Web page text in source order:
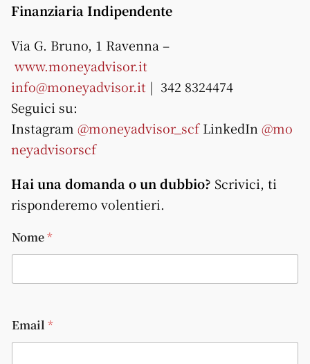
Finanziaria Indipendente
Via G. Bruno, 1 Ravenna –
www.moneyadvisor.it
info@moneyadvisor.it | 342 8324474
Seguici su:
Instagram @moneyadvisor_scfLinkedIn @mo
neyadvisorscf
Hai una domanda o un dubbio? Scrivici, ti
risponderemo volentieri.
Nome*
Email *